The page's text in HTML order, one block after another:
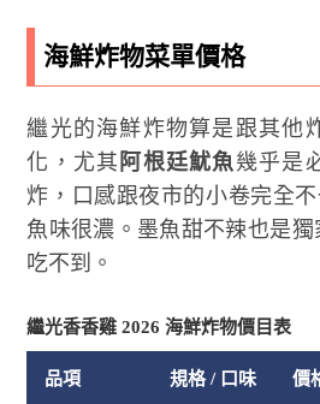
海鮮炸物菜單價格
繼光的海鮮炸物算是跟其他
化，尤其 阿根廷魷魚幾乎是
炸，口感跟夜市的小卷完全
魚味很濃。墨魚甜不辣也是
吃不到。
繼光香香雞 2026 海鮮炸物價目表
品項 規格 / 口味 價